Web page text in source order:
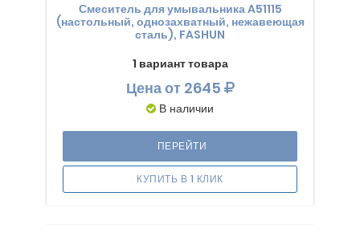
Смеситель для умывальника A51115
(настольный, однозахватный, нежавеющая
сталь), FASHUN
1 вариант товара
Ценаот 2645
В наличии
ПЕРЕЙТИ
КУПИТЬ В 1 КЛИК